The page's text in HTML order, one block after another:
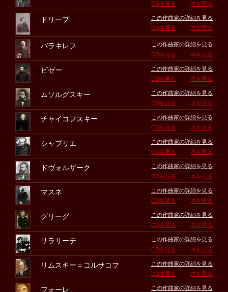
CDを見る
本を見る
ドリーブ
この作曲家の詳細を見る
CDを見る
本を見る
バラキレフ
この作曲家の詳細を見る
CDを見る
本を見る
ビゼー
この作曲家の詳細を見る
CDを見る
本を見る
ムソルグスキー
この作曲家の詳細を見る
CDを見る
本を見る
チャイコフスキー
この作曲家の詳細を見る
CDを見る
本を見る
シャブリエ
この作曲家の詳細を見る
CDを見る
本を見る
ドヴォルザーク
この作曲家の詳細を見る
CDを見る
本を見る
マスネ
この作曲家の詳細を見る
CDを見る
本を見る
グリーグ
この作曲家の詳細を見る
CDを見る
本を見る
サラサーテ
この作曲家の詳細を見る
CDを見る
本を見る
リムスキー＝コルサコフ
この作曲家の詳細を見る
CDを見る
本を見る
フォーレ
この作曲家の詳細を見る